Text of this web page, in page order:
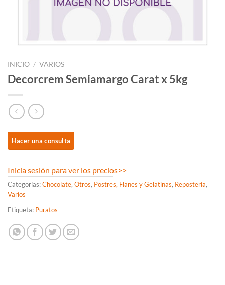
INICIO / VARIOS
Decorcrem Semiamargo Carat x 5kg
Inicia sesión para ver los precios>>
Categorías:Chocolate, Otros, Postres, Flanes y Gelatinas, Reposteria,
Varios
Etiqueta: Puratos